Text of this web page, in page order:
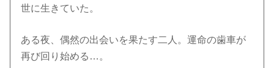
世に生きていた。
ある夜、偶然の出会いを果たす二人。運命の歯車が
再び回り始める…。